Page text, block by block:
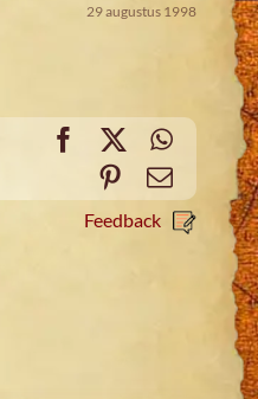
29 augustus 1998
Facebook
X
Pinterest
Email
Feedback